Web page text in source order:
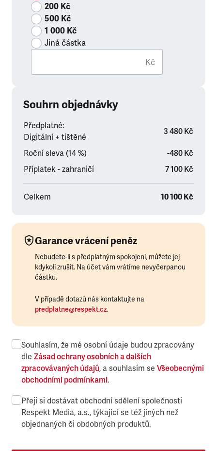
200 Kč
500 Kč
1 000 Kč
Jiná částka
Kč
Souhrn objednávky
Předplatné:
Digitální + tištěné
3 480 Kč
Roční sleva (14 %)
-480 Kč
Příplatek - zahraničí
7 100 Kč
Celkem 10 100 Kč
Garance vrácení peněz
Nebudete-li s předplatným spokojeni, můžete jej
kdykoli zrušit. Na účet vám vrátíme nevyčerpanou
částku.
V případě dotazů nás kontaktujte na
predplatne@respekt.cz.
Souhlasím, že mé osobní údaje budou zpracovány
dle Zásad ochrany osobních a dalších
zpracovávaných údajů, a souhlasím se Všeobecnými
obchodními podmínkami.
Přeji si dostávat obchodní sdělení společnosti
Respekt Media, a.s., týkající se též jiných než
objednaných či obdobných produktů.